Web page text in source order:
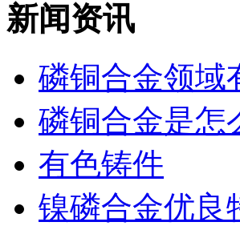
新闻资讯
磷铜合金领域
磷铜合金是怎
有色铸件
镍磷合金优良